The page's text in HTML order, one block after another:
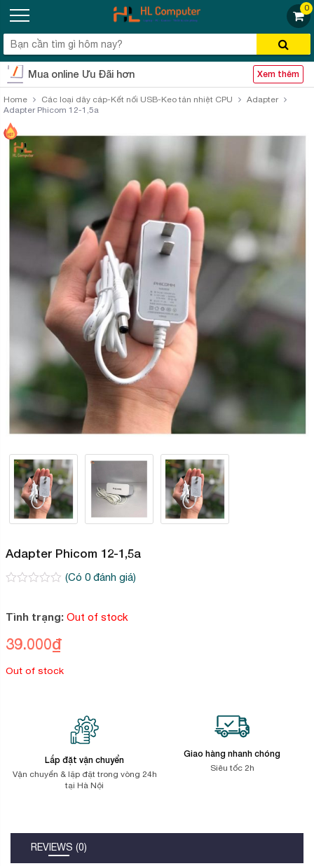
0
Mua online Ưu Đãi hơn Xem thêm
Home Các loại dây cáp-Kết nối USB-Keo tản nhiệt CPU
Adapter
Adapter Phicom 12-1,5a
Adapter Phicom 12-1,5a
5
đánh
(Có 0đánh giá)
Tình trạng: Out of stock
39.000₫
Out of stock
Lắp đặt vận chuyển
Vận chuyển & lặp đặt trong vòng 24h
tại Hà Nội
Giao hàng nhanh chóng
Siêu tốc 2h
REVIEWS (0)